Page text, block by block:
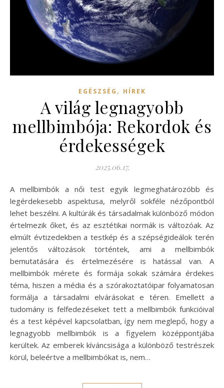
EGÉSZSÉG , HÍREK
A világ legnagyobb
mellbimbója: Rekordok és
érdekességek
2025.06.17.
A mellbimbók a női test egyik legmeghatározóbb és
legérdekesebb aspektusa, melyről sokféle nézőpontból
lehet beszélni. A kultúrák és társadalmak különböző módon
értelmezik őket, és az esztétikai normák is változóak. Az
elmúlt évtizedekben a testkép és a szépségideálok terén
jelentős változások történtek, ami a mellbimbók
bemutatására és értelmezésére is hatással van. A
mellbimbók mérete és formája sokak számára érdekes
téma, hiszen a média és a szórakoztatóipar folyamatosan
formálja a társadalmi elvárásokat e téren. Emellett a
tudomány is felfedezéseket tett a mellbimbók funkcióival
és a test képével kapcsolatban, így nem meglepő, hogy a
legnagyobb mellbimbók is a figyelem középpontjába
kerültek. Az emberek kíváncsisága a különböző testrészek
körül, beleértve a mellbimbókat is, nem…